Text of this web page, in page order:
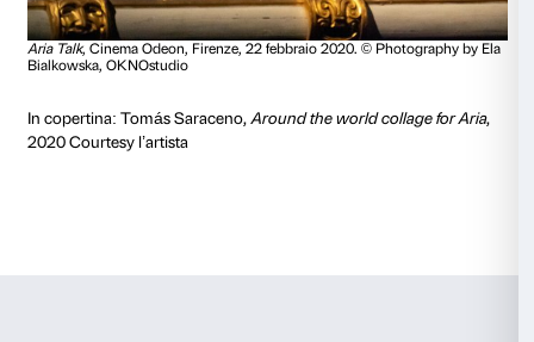
Dettaglio della copertina del volumeFirenze. Cinquanta
dell’Ottocento tratte dagli Archivi Alinari , Firenze, 1981
Da fine Ottocento non mancano neppure
fotografiche, come quella della mongolfiera guidata
Jules” o “Juhles”, che si innalzò su Firenze il 19